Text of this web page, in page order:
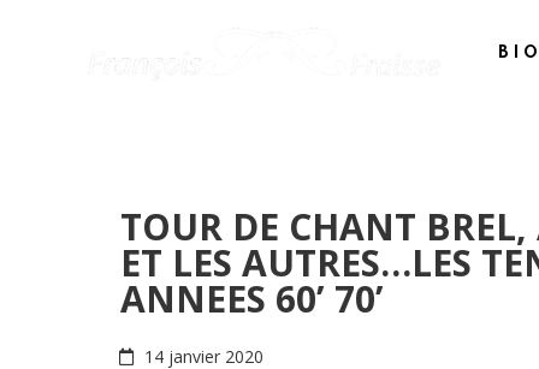
TOUR DE CHANT
ET LES AUTRES…LES
ANNEES 60’ 70’
14 janvier 2020